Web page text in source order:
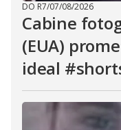
DO R7/07/08/2026
Cabine
(EUA)
ideal